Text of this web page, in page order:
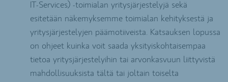
IT-Services) -toimialan yritysjärjestelyjä sekä
esitetään näkemyksemme toimialan kehityksestä ja
yritysjärjestelyjen päämotiiveista. Katsauksen lopussa
on ohjeet kuinka voit saada yksityiskohtaisempaa
tietoa yritysjärjestelyihin tai arvonkasvuun liittyvistä
mahdollisuuksista tältä tai joltain toiselta